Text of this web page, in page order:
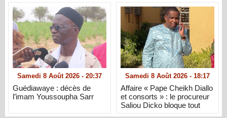
Samedi 8 Août 2026 - 20:37
Guédiawaye : décès de
l’imam Youssoupha Sarr
Samedi 8 Août 2026 - 18:17
Affaire « Pape Cheikh Diallo
et consorts » : le procureur
Saliou Dicko bloque tout